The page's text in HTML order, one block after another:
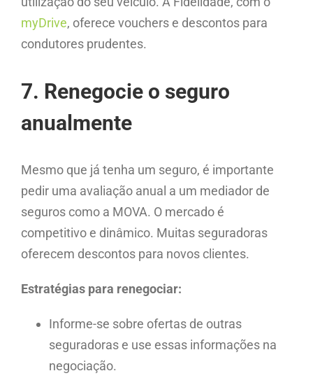
myDrive, oferece vouchers e descontos para
condutores prudentes.
7. Renegocie o seguro
anualmente
Mesmo que já tenha um seguro, é importante
pedir uma avaliação anual a um mediador de
seguros como a MOVA. O mercado é
competitivo e dinâmico. Muitas seguradoras
oferecem descontos para novos clientes.
Estratégias para renegociar:
Informe-se sobre ofertas de outras
seguradoras e use essas informações na
negociação.